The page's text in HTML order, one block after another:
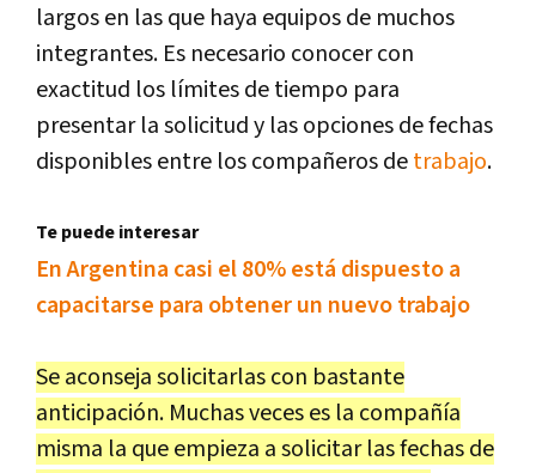
largos en las que haya equipos de muchos
integrantes. Es necesario conocer con
exactitud los límites de tiempo para
presentar la solicitud y las opciones de fechas
disponibles entre los compañeros detrabajo.
Te puede interesar
En Argentina casi el 80% está dispuesto a
capacitarse para obtener un nuevo trabajo
Se aconseja solicitarlas con bastante
anticipación. Muchas veces es la compañía
misma la que empieza a solicitar las fechas de